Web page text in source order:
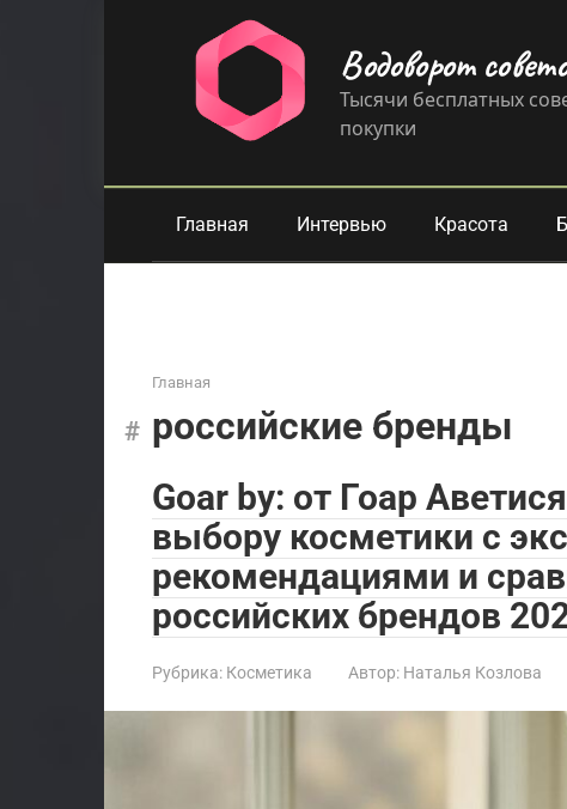
Водоворот
Тысячи бесплатных
покупки
Главная Интервью Красота
Главная
российские бренды
Goar by: от Гоар
выбору косметики с
рекомендациями и
российских брендов
Рубрика: Косметика Автор: Наталья Козлова